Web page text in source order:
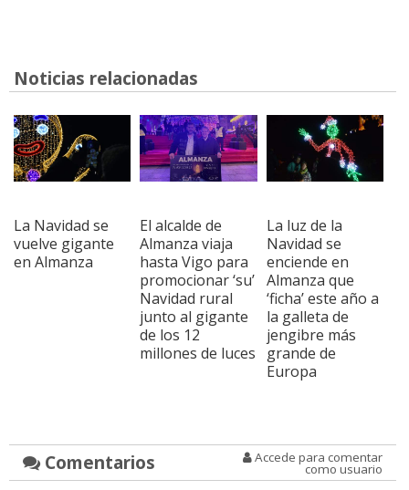
Noticias relacionadas
La Navidad se
vuelve gigante
en Almanza
El alcalde de
Almanza viaja
hasta Vigo para
promocionar ‘su’
Navidad rural
junto al gigante
de los 12
millones de luces
La luz de la
Navidad se
enciende en
Almanza que
‘ficha’ este año a
la galleta de
jengibre más
grande de
Europa
Comentarios Accede para comentar
como usuario